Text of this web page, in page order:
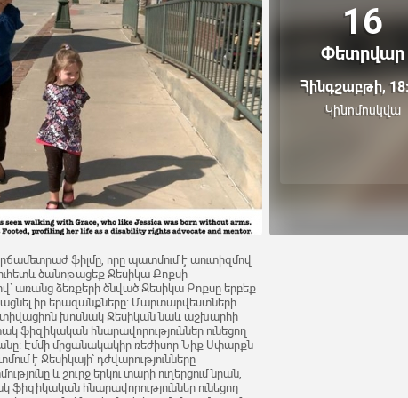
16
Փետրվար
Հինգշաբթի,
Կինոմոսկվա
ֆիլմը, որը պատմում է աուտիզմով
ծանոթացեք Ջեսիկա Քոքսի
առանց ձեռքերի ծնված Ջեսիկա Քոքսը երբեք
իր երազանքները: Մարտարվեստների
խոսնակ Ջեսիկան նաև աշխարհի
ֆիզիկական հնարավորություններ ունեցող
Էմմի մրցանակակիր ռեժիսոր Նիք Սփարքն
է Ջեսիկայի՝ դժվարությունները
և շուրջ երկու տարի ուղերցում նրան,
ֆիզիկական հնարավորություններ ունեցող